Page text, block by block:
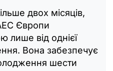
двох місяців,
Європи
лише від однієї
Вона забезпечує
шести